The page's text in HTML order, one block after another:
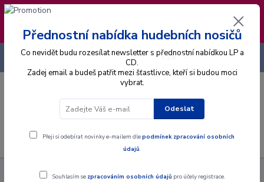
❣️ Od 4.8. do 13.8. čerpám dovolenou. Datum
expedice objednávek se posouvá na pátek
14.8.2026 🐋
Menu
CZK
+420 725 736 293
Alba Gramodesky
Jiří Malásek, Václav Hybš Orchestra -
Přednostní nabídka hudebních nosičů
Co nevidět budu rozesílat newsletter s přednostní nabídkou LP a
CD.
Zadej email a budeš patřit mezi šťastlivce, kteří si budou moci
vybrat.
Odeslat
Přeji si odebírat novinky e-mailem dlepodmínek zpracování osobních
údajů.
Souhlasím se zpracováním osobních údajů pro účely registrace.